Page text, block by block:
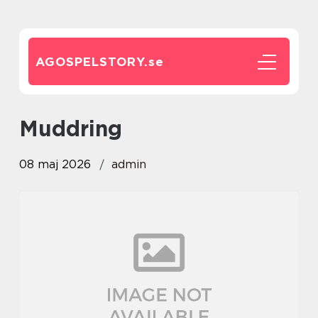
AGOSPELSTORY.se
muddring
08 maj 2026 admin